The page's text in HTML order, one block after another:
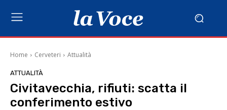
Home Cerveteri Attualità
ATTUALITÀ
Civitavecchia, rifiuti: scatta il
conferimento estivo